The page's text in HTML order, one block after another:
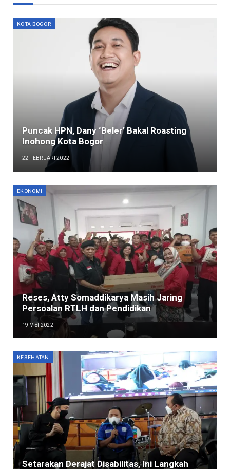
KOTA BOGOR
Puncak HPN, Dany ‘Beler’ Bakal Roasting
Inohong Kota Bogor
22 FEBRUARI 2022
EKONOMI
Reses, Atty Somaddikarya Masih Jaring
Persoalan RTLH dan Pendidikan
19 MEI 2022
KESEHATAN
Setarakan Derajat Disabilitas, Ini Langkah